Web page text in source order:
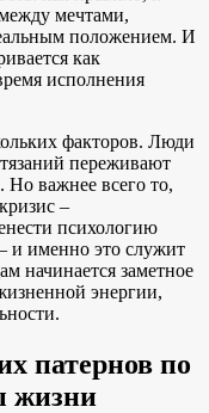
мечтами,
положением. И
как
исполнения
факторов. Люди
переживают
Но важнее всего то,
–
психологию
и именно это служит
начинается заметное
энергии,
патернов по
жизни